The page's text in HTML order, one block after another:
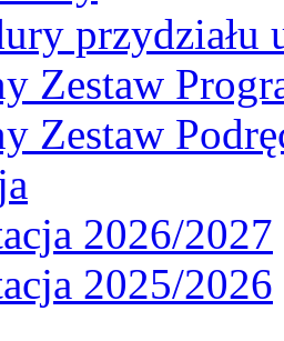
Zestaw
Zestaw
2026/2027
2025/2026